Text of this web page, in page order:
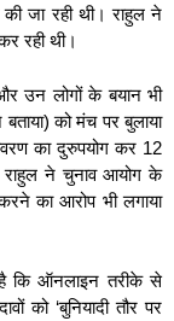
जा रही थी। राहुल ने
रही थी।
उन लोगों के बयान भी
को मंच पर बुलाया
का दुरुपयोग कर 12
राहुल ने चुनाव आयोग के
का आरोप भी लगाया
कि ऑनलाइन तरीके से
को ‘बुनियादी तौर पर